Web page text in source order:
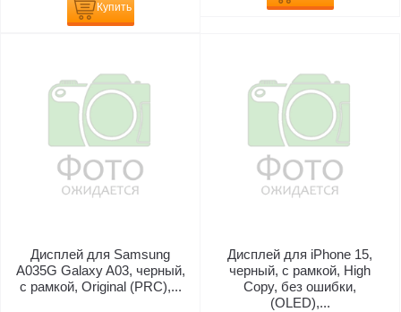
Купить
Дисплей для Samsung
A035G Galaxy A03, черный,
с рамкой, Original (PRC),...
Дисплей для iPhone 15,
черный, с рамкой, High
Copy, без ошибки,
(OLED),...